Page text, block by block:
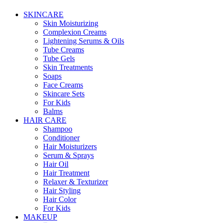
SKINCARE
Skin Moisturizing
Complexion Creams
Lightening Serums & Oils
Tube Creams
Tube Gels
Skin Treatments
Soaps
Face Creams
Skincare Sets
For Kids
Balms
HAIR CARE
Shampoo
Conditioner
Hair Moisturizers
Serum & Sprays
Hair Oil
Hair Treatment
Relaxer & Texturizer
Hair Styling
Hair Color
For Kids
MAKEUP